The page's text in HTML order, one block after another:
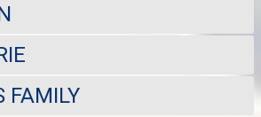
FAMILY